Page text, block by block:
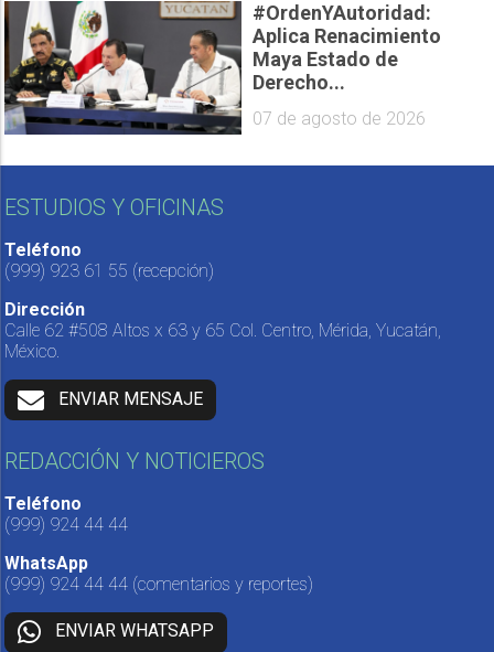
#OrdenYAutoridad:
Aplica Renacimiento
Maya Estado de
Derecho...
07 de agosto de 2026
ESTUDIOS Y OFICINAS
Teléfono
(999) 923 61 55 (recepción)
Dirección
Calle 62 #508 Altos x 63 y 65 Col. Centro, Mérida, Yucatán,
México.
ENVIAR MENSAJE
REDACCIÓN Y NOTICIEROS
Teléfono
(999) 924 44 44
WhatsApp
(999) 924 44 44 (comentarios y reportes)
ENVIAR WHATSAPP